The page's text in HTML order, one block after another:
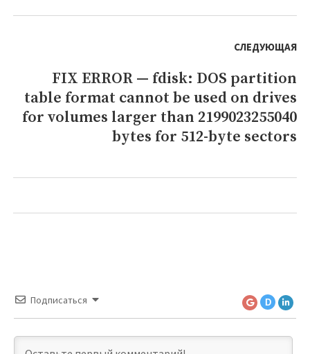
СЛЕДУЮЩАЯ
Следующая
запись:
FIX ERROR — fdisk: DOS partition
table format cannot be used on drives
for volumes larger than 2199023255040
bytes for 512-byte sectors
Подписаться D